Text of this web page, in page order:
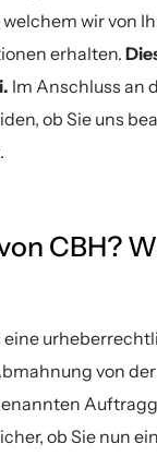
wir von
erhalten.
Im Anschluss an
ob Sie uns
CBH?
eine
von der
ob Sie nun